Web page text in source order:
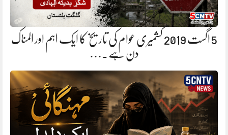
5 اگست 2019 کشمیری عوام کی تاریخ کا ایک اہم اور المناک
دن ہے.…